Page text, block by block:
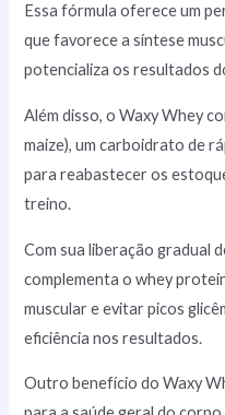
Essa fórmula oferece um
que favorece a síntese
potencializa os resultados
Além disso, o Waxy Whey
maize), um carboidrato de
para reabastecer os
treino.
Com sua liberação gradual
complementa o whey
muscular e evitar picos
eficiência nos resultados.
Outro benefício do Waxy